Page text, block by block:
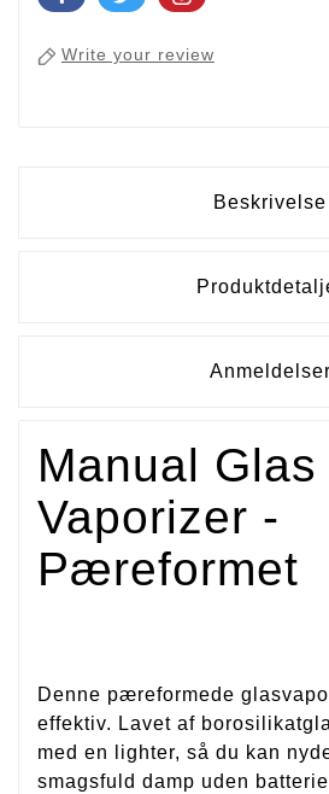
Write your review
Beskrivelse
Anmeldelser
Manual Glas
Vaporizer -
Pæreformet
Denne pæreformede
effektiv. Lavet af
med en lighter, så du kan
smagsfuld damp uden